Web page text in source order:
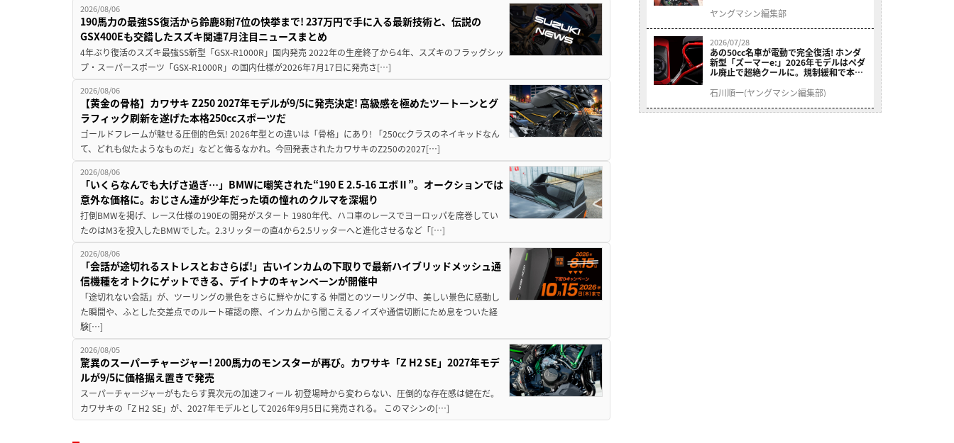
2026/08/06
190馬力の最強SS復活から鈴鹿8耐7位の快挙まで! 237万円で手に入る最新技術と、伝説の
GSX400Eも交錯したスズキ関連7月注目ニュースまとめ
4年ぶり復活のスズキ最強SS新型「GSX-R1000R」国内発売 2022年の生産終了から4年、スズキのフラッグシッ
プ・スーパースポーツ「GSX-R1000R」の国内仕様が2026年7月17日に発売さ[…]
2026/08/06
【黄金の骨格】カワサキ Z250 2027年モデルが9/5に発売決定! 高級感を極めたツートーンとグ
ラフィック刷新を遂げた本格250ccスポーツだ
ゴールドフレームが魅せる圧倒的色気! 2026年型との違いは「骨格」にあり! 「250ccクラスのネイキッドなん
て、どれも似たようなものだ」などと侮るなかれ。今回発表されたカワサキのZ250の2027[…]
2026/08/06
「いくらなんでも大げさ過ぎ…」BMWに嘲笑された“190 E 2.5-16 エボⅡ”。オークションでは
意外な価格に。おじさん達が少年だった頃の憧れのクルマを深堀り
打倒BMWを掲げ、レース仕様の190Eの開発がスタート 1980年代、ハコ車のレースでヨーロッパを席巻してい
たのはM3を投入したBMWでした。2.3リッターの直4から2.5リッターへと進化させるなど「[…]
2026/08/06
「会話が途切れるストレスとおさらば!」古いインカムの下取りで最新ハイブリッドメッシュ通
信機種をオトクにゲットできる、デイトナのキャンペーンが開催中
「途切れない会話」が、ツーリングの景色をさらに鮮やかにする 仲間とのツーリング中、美しい景色に感動し
た瞬間や、ふとした交差点でのルート確認の際、インカムから聞こえるノイズや通信切断にため息をついた経
験[…]
2026/08/05
驚異のスーパーチャージャー! 200馬力のモンスターが再び。カワサキ「Z H2 SE」2027年モデ
ルが9/5に価格据え置きで発売
スーパーチャージャーがもたらす異次元の加速フィール 初登場時から変わらない、圧倒的な存在感は健在だ。
カワサキの「Z H2 SE」が、2027年モデルとして2026年9月5日に発売される。 このマシンの[…]
ヤングマシン編集部
2026/07/28
あの50cc名車が電動で完全復活! ホンダ
新型「ズーマーe:」2026年モデルはペダ
ル廃止で超絶クールに。規制緩和で本来
石川順一(ヤングマシン編集部)